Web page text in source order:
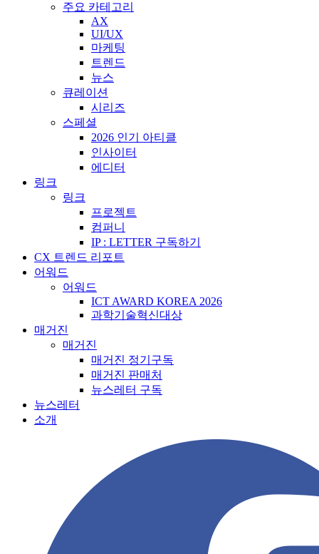
주요 카테고리
AX
UI/UX
마케팅
트렌드
뉴스
큐레이션
시리즈
스페셜
2026 인기 아티클
인사이터
에디터
링크
링크
프로젝트
컴퍼니
IP : LETTER 구독하기
CX 트렌드 리포트
어워드
어워드
ICT AWARD KOREA 2026
과학기술혁신대상
매거진
매거진
매거진 정기구독
매거진 판매처
뉴스레터 구독
뉴스레터
소개